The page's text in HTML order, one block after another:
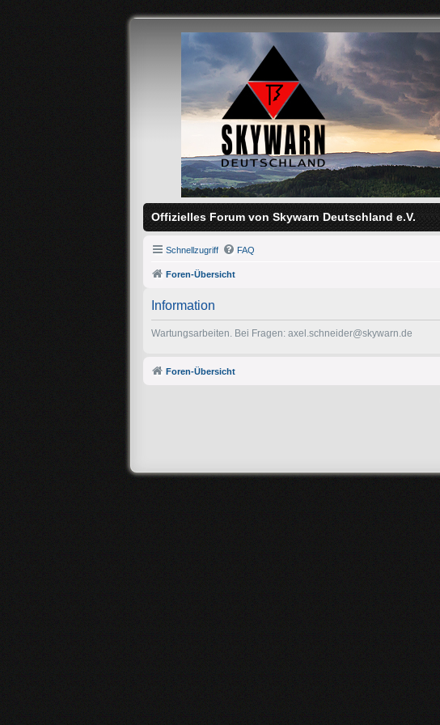
Offizielles Forum von Skywarn Deutschland e.V.
Schnellzugriff FAQ
Foren-Übersicht
Information
Wartungsarbeiten. Bei Fragen: axel.schneider@skywarn.de
Foren-Übersicht